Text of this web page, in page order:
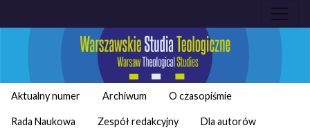
Aktualny numer Archiwum O czasopiśmie
Rada Naukowa Zespół redakcyjny Dla autorów